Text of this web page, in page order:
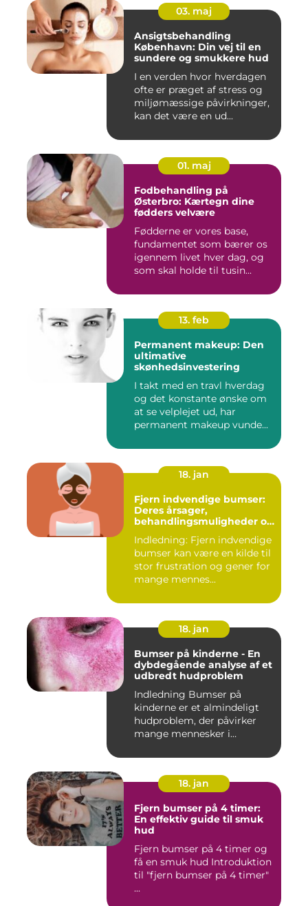
03. maj
Ansigtsbehandling
København: Din vej til en
sundere og smukkere hud
I en verden hvor hverdagen
ofte er præget af stress og
miljømæssige påvirkninger,
kan det være en ud...
01. maj
Fodbehandling på
Østerbro: Kærtegn dine
fødders velvære
Fødderne er vores base,
fundamentet som bærer os
igennem livet hver dag, og
som skal holde til tusin...
13. feb
Permanent makeup: Den
ultimative
skønhedsinvestering
I takt med en travl hverdag
og det konstante ønske om
at se velplejet ud, har
permanent makeup vunde...
18. jan
Fjern indvendige bumser:
Deres årsager,
behandlingsmuligheder og
Indledning: Fjern indvendige
bumser kan være en kilde til
stor frustration og gener for
mange mennes...
18. jan
Bumser på kinderne - En
dybdegående analyse af et
udbredt hudproblem
Indledning Bumser på
kinderne er et almindeligt
hudproblem, der påvirker
mange mennesker i
18. jan
Fjern bumser på 4 timer:
En effektiv guide til smuk
hud
Fjern bumser på 4 timer og
få en smuk hud Introduktion
til "fjern bumser på 4 timer"
...